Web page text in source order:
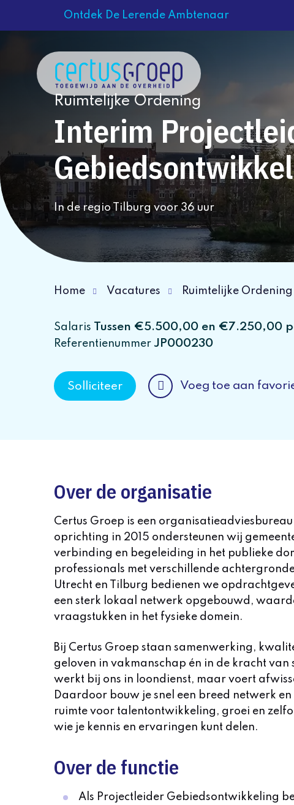
Ontdek De Lerende Ambtenaar
Ruimtelijke Ordening
Interim
In de regio Tilburg voor 36 uur
Home Vacatures Ruimtelijke Ordening
Salaris Tussen €5.500,00 en €7.250,00
Referentienummer JP000230
Solliciteer Voeg toe aan
Over de organisatie
Certus Groep is een
oprichting in 2015 ondersteunen wij
verbinding en begeleiding in het publieke
professionals met verschillende
Utrecht en Tilburg bedienen we
een sterk lokaal netwerk opgebouwd,
vraagstukken in het fysieke domein.
Bij Certus Groep staan samenwerking,
geloven in vakmanschap én in de kracht
werkt bij ons in loondienst, maar voert
Daardoor bouw je snel een breed netwerk
ruimte voor talentontwikkeling, groei en
wie je kennis en ervaringen kunt delen.
Over de functie
Als Projectleider Gebiedsontwikkeling